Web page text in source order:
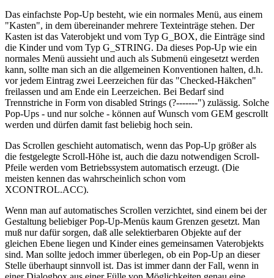
Das einfachste Pop-Up besteht, wie ein normales Menü, aus einem
"Kasten", in dem übereinander mehrere Texteinträge stehen. Der
Kasten ist das Vaterobjekt und vom Typ G_BOX, die Einträge sind
die Kinder und vom Typ G_STRING. Da dieses Pop-Up wie ein
normales Menü aussieht und auch als Submenü eingesetzt werden
kann, sollte man sich an die allgemeinen Konventionen halten, d.h.
vor jedem Eintrag zwei Leerzeichen für das "Checked-Häkchen"
freilassen und am Ende ein Leerzeichen. Bei Bedarf sind
Trennstriche in Form von disabled Strings (?-------") zulässig. Solche
Pop-Ups - und nur solche - können auf Wunsch vom GEM gescrollt
werden und dürfen damit fast beliebig hoch sein.
Das Scrollen geschieht automatisch, wenn das Pop-Up größer als
die festgelegte Scroll-Höhe ist, auch die dazu notwendigen Scroll-
Pfeile werden vom Betriebssystem automatisch erzeugt. (Die
meisten kennen das wahrscheinlich schon vom
XCONTROL.ACC).
Wenn man auf automatisches Scrollen verzichtet, sind einem bei der
Gestaltung beliebiger Pop-Up-Menüs kaum Grenzen gesetzt. Man
muß nur dafür sorgen, daß alle selektierbaren Objekte auf der
gleichen Ebene liegen und Kinder eines gemeinsamen Vaterobjekts
sind. Man sollte jedoch immer überlegen, ob ein Pop-Up an dieser
Stelle überhaupt sinnvoll ist. Das ist immer dann der Fall, wenn in